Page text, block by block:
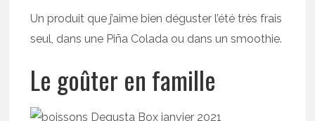
Un produit que j’aime bien déguster l’été très frais
seul, dans une Piña Colada ou dans un smoothie.
Le goûter en famille